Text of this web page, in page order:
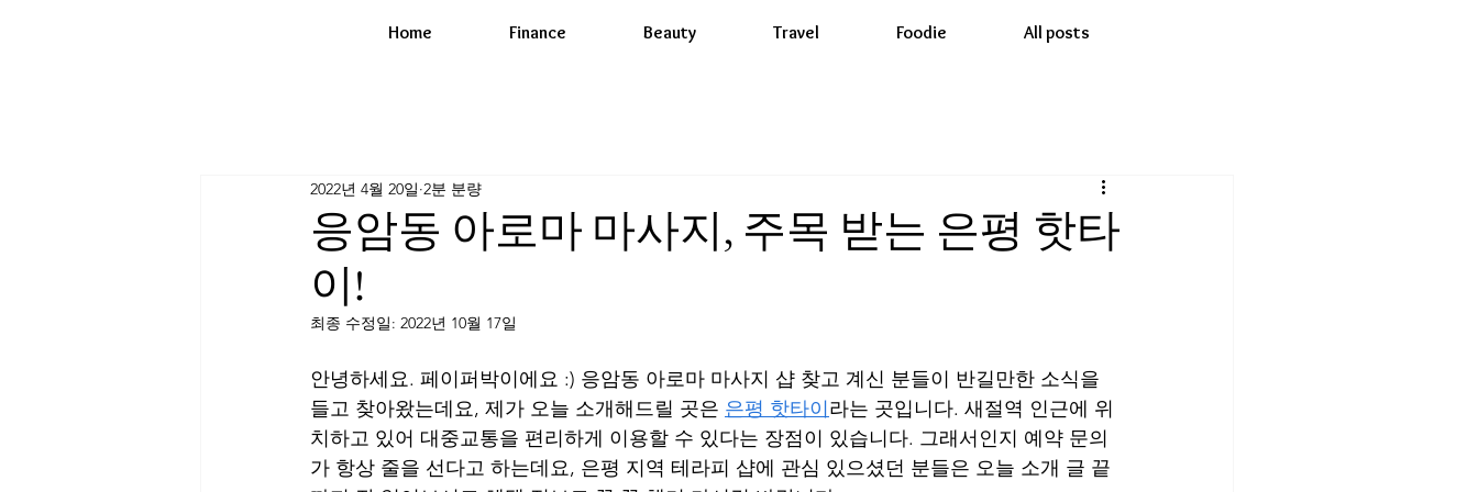
Home Finance Beauty Travel Foodie All posts
응암동 아로마 마사지, 주목 받는 은평 핫타
이!
2022년 4월 20일 2분 분량
최종 수정일: 2022년 10월 17일
안녕하세요. 페이퍼박이에요 :) 응암동 아로마 마사지 샵 찾고 계신 분들이 반길만한 소식을
들고 찾아왔는데요, 제가 오늘 소개해드릴 곳은 은평 핫타이라는 곳입니다. 새절역 인근에 위
치하고 있어 대중교통을 편리하게 이용할 수 있다는 장점이 있습니다. 그래서인지 예약 문의
가 항상 줄을 선다고 하는데요, 은평 지역 테라피 샵에 관심 있으셨던 분들은 오늘 소개 글 끝